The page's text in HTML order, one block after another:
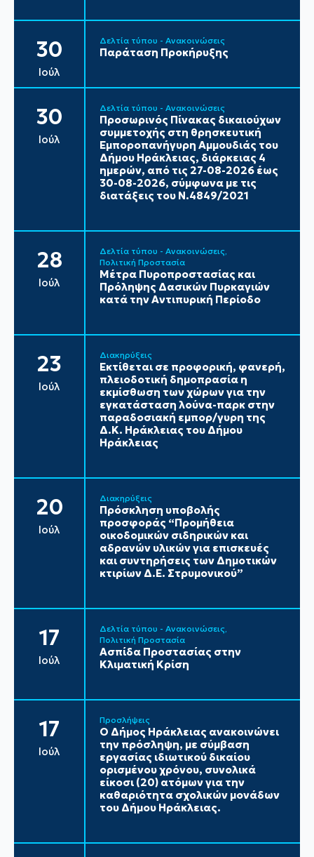
30
Ιούλ
Δελτία τύπου - Ανακοινώσεις
Παράταση Προκήρυξης
30
Ιούλ
Δελτία τύπου - Ανακοινώσεις
Προσωρινός Πίνακας δικαιούχων
συμμετοχής στη θρησκευτική
Εμποροπανήγυρη Αμμουδιάς του
Δήμου Ηράκλειας, διάρκειας 4
ημερών, από τις 27-08-2026 έως
30-08-2026, σύμφωνα με τις
διατάξεις του Ν.4849/2021
28
Ιούλ
Δελτία τύπου - Ανακοινώσεις
Πολιτική Προστασία
Μέτρα Πυροπροστασίας και
Πρόληψης Δασικών Πυρκαγιών
κατά την Αντιπυρική Περίοδο
23
Ιούλ
Διακηρύξεις
Εκτίθεται σε προφορική, φανερή,
πλειοδοτική δημοπρασία η
εκμίσθωση των χώρων για την
εγκατάσταση λούνα-παρκ στην
παραδοσιακή εμπορ/γυρη της
Δ.Κ. Ηράκλειας του Δήμου
Ηράκλειας
20
Ιούλ
Διακηρύξεις
Πρόσκληση υποβολής
προσφοράς “Προμήθεια
οικοδομικών σιδηρικών και
αδρανών υλικών για επισκευές
και συντηρήσεις των Δημοτικών
κτιρίων Δ.Ε. Στρυμονικού”
17
Ιούλ
Δελτία τύπου - Ανακοινώσεις
Πολιτική Προστασία
Ασπίδα Προστασίας στην
Κλιματική Κρίση
17
Ιούλ
Προσλήψεις
Ο Δήμος Ηράκλειας ανακοινώνει
την πρόσληψη, με σύμβαση
εργασίας ιδιωτικού δικαίου
ορισμένου χρόνου, συνολικά
είκοσι (20) ατόμων για την
καθαριότητα σχολικών μονάδων
του Δήμου Ηράκλειας.